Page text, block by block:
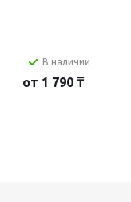
В наличии
от 1 790 ₸